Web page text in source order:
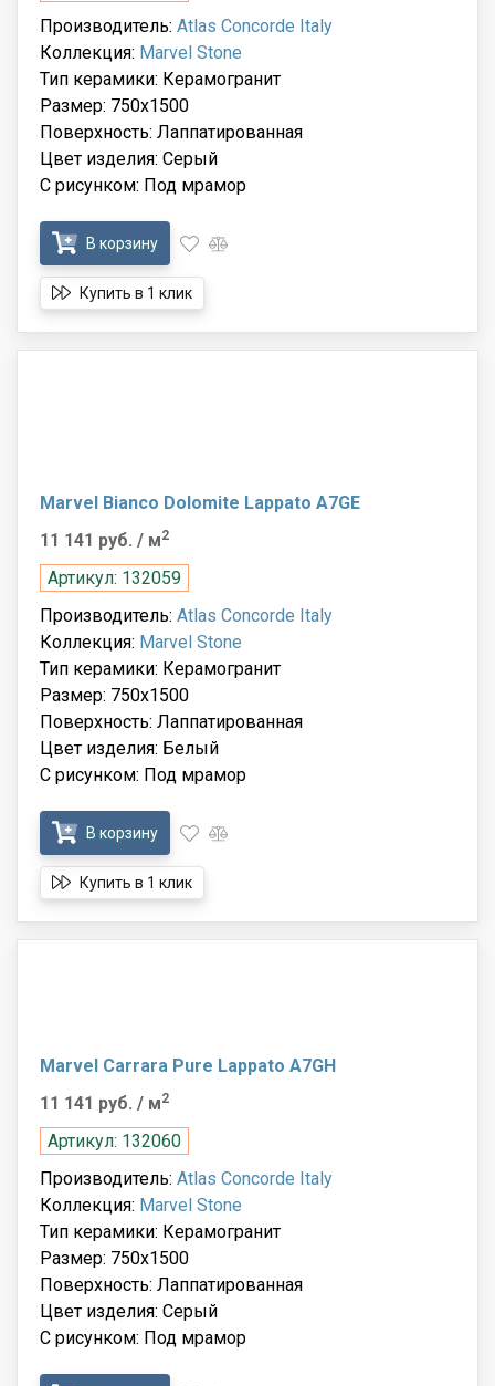
Производитель: Atlas Concorde Italy
Коллекция: Marvel Stone
Тип керамики: Керамогранит
Размер: 750x1500
Поверхность: Лаппатированная
Цвет изделия: Серый
С рисунком: Под мрамор
В корзину
Купить в 1 клик
Marvel Bianco Dolomite Lappato A7GE
11 141 руб. / м2
Артикул: 132059
Производитель: Atlas Concorde Italy
Коллекция: Marvel Stone
Тип керамики: Керамогранит
Размер: 750x1500
Поверхность: Лаппатированная
Цвет изделия: Белый
С рисунком: Под мрамор
В корзину
Купить в 1 клик
Marvel Carrara Pure Lappato A7GH
11 141 руб. / м2
Артикул: 132060
Производитель: Atlas Concorde Italy
Коллекция: Marvel Stone
Тип керамики: Керамогранит
Размер: 750x1500
Поверхность: Лаппатированная
Цвет изделия: Серый
С рисунком: Под мрамор